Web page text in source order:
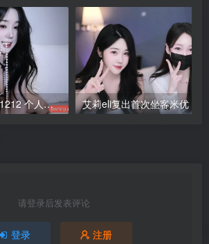
艾莉 엘리 eli05021212 个人直播 20250810 完整版 粉丝房 VIP [1V/1.2G]
请登录后发表评论
登录 注册